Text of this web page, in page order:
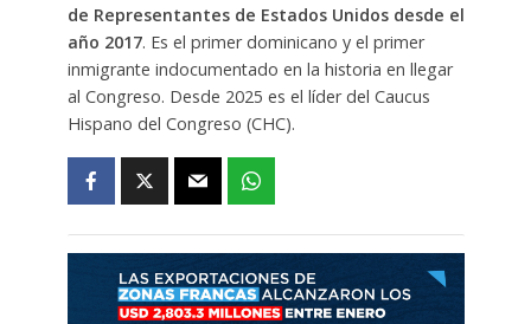
de Representantes de Estados Unidos desde el
año 2017. Es el primer dominicano y el primer
inmigrante indocumentado en la historia en llegar
al Congreso. Desde 2025 es el líder del Caucus
Hispano del Congreso (CHC).